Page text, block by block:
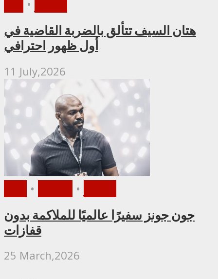
•
هتان السيف تتألق بالضربة القاضية في
أول ظهور احترافي
11 July,2026
• •
جون جونز سفيرًا عالميًا للملاكمة بدون
قفازات
25 March,2026